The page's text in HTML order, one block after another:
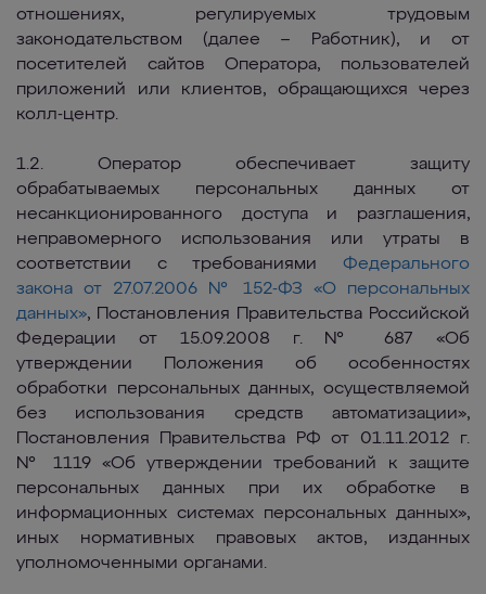
отношениях, регулируемых трудовым
законодательством (далее – Работник), и от
посетителей сайтов Оператора, пользователей
приложений или клиентов, обращающихся через
колл-центр.
1.2. Оператор обеспечивает защиту
обрабатываемых персональных данных от
несанкционированного доступа и разглашения,
неправомерного использования или утраты в
соответствии с требованиями Федерального
закона от 27.07.2006 № 152-ФЗ «О персональных
данных», Постановления Правительства Российской
Федерации от 15.09.2008 г. № 687 «Об
утверждении Положения об особенностях
обработки персональных данных, осуществляемой
без использования средств автоматизации»,
Постановления Правительства РФ от 01.11.2012 г.
№ 1119 «Об утверждении требований к защите
персональных данных при их обработке в
информационных системах персональных данных»,
иных нормативных правовых актов, изданных
уполномоченными органами.